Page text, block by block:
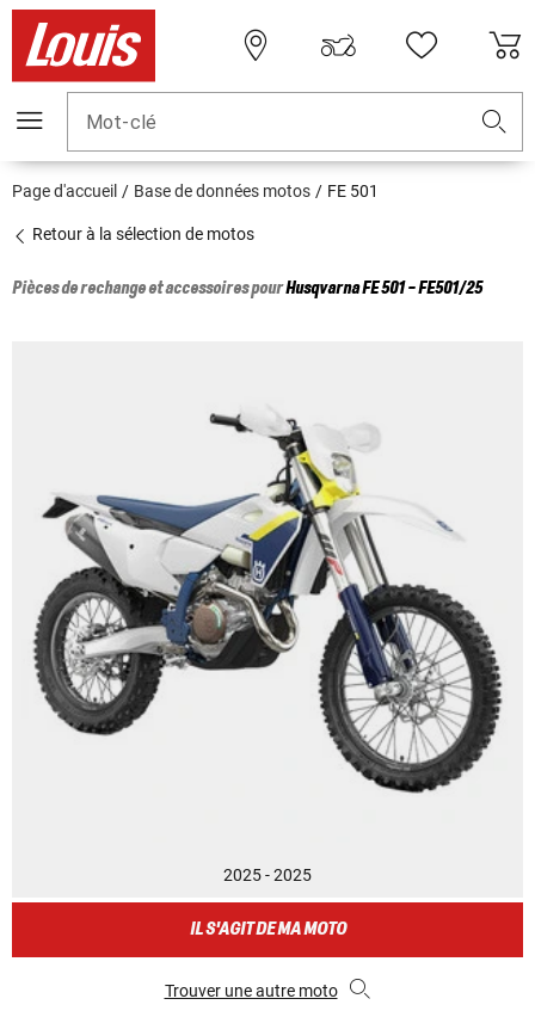
Mot-clé
Page d'accueil Base de données motos FE 501
Retour à la sélection de motos
Pièces de rechange et accessoires pourHusqvarnaFE 501 - FE501/25
2025 - 2025
IL S'AGIT DE MA MOTO
Trouver une autre moto